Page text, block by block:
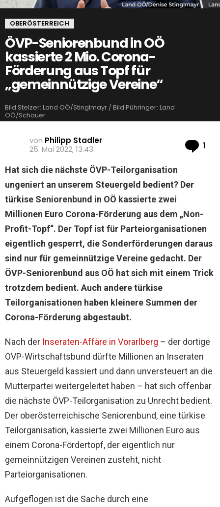
OBERÖSTERREICH
ÖVP-Seniorenbund in OÖ
kassierte 2 Mio. Corona-
Förderung aus Topf für
„gemeinnützige Vereine“
Bild Stelzer: Land OÖ/Stinglmayr / Bild Pühringer: Land
OÖ/Schauer
von Philipp Stadler
25. Mai 2022, 13:43
1
Hat sich die nächste ÖVP-Teilorganisation
ungeniert an unserem Steuergeld bedient? Der
türkise Seniorenbund in OÖ kassierte zwei
Millionen Euro Corona-Förderung aus dem „Non-
Profit-Topf“. Der Topf ist für Parteiorganisationen
eigentlich gesperrt, die Sonderförderungen daraus
sind nur für gemeinnützige Vereine gedacht. Der
ÖVP-Seniorenbund aus OÖ hat sich mit einem Trick
trotzdem bedient. Auch andere türkise
Teilorganisationen haben kleinere Summen der
Corona-Förderung abgestaubt.
Nach der Inseraten-Affäre in Vorarlberg – der dortige
ÖVP-Wirtschaftsbund dürfte Millionen an Inseraten
aus Steuergeld kassiert und dann unversteuert an die
Mutterpartei weitergeleitet haben – hat sich offenbar
die nächste ÖVP-Teilorganisation zu Unrecht bedient.
Der oberösterreichische Seniorenbund, eine türkise
Teilorganisation, kassierte zwei Millionen Euro aus
einem Corona-Fördertopf, der eigentlich nur
gemeinnützigen Vereinen zusteht, nicht
Parteiorganisationen.
Aufgeflogen ist die Sache durch eine